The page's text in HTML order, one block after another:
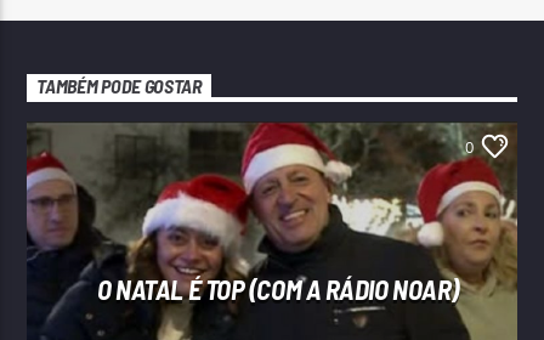
TAMBÉM PODE GOSTAR
0
O NATAL É TOP (COM A RÁDIO NOAR)